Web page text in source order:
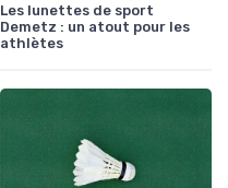
Les lunettes de sport
Demetz : un atout pour les
athlètes